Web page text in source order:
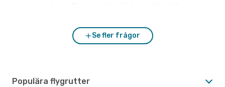
Se fler frågor
Populära flygrutter